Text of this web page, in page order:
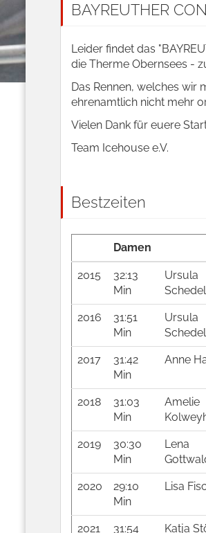
BAYREUTHER
Leider findet das
die Therme Obernsees -
Das Rennen, welches wir
ehrenamtlich nicht mehr
Vielen Dank für euere
Team Icehouse e.V.
Bestzeiten
Damen
2015
32:13
Min
Ursula
Schedel
2016
31:51
Min
Ursula
Schedel
2017
31:42
Min
Anne
2018
31:03
Min
Amelie
2019
30:30
Min
Lena
2020
29:10
Min
Lisa
2021
31:54
Katja